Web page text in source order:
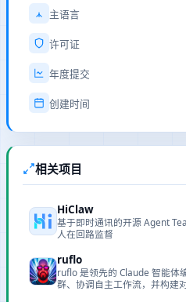
主语言
许可证
年度提交
创建时间
相关项目
HiClaw
基于即时通讯的开源 Agent
人在回路监督
ruflo
ruflo 是领先的 Claude 智能体
群、协调自主工作流，并构建